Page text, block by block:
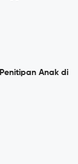
Anak di